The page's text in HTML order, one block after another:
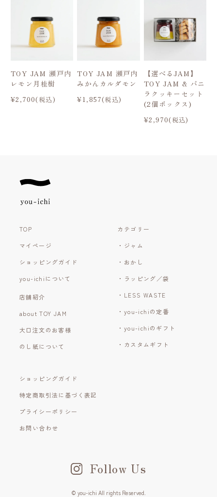
TOY JAM 瀬戸内
レモン月桂樹
¥2,700(税込)
TOY JAM 瀬戸内
みかんカルダモン
¥1,857(税込)
【選べるJAM】
TOY JAM & バニ
ラクッキーセット
(2個ボックス)
¥2,970(税込)
TOP
マイページ
ショッピングガイド
you-ichiについて
カテゴリー
・ジャム
・おかし
・ラッピング／袋
・LESS WASTE
・you-ichiの定番
・you-ichiのギフト
・カスタムギフト
店舗紹介
about TOY JAM
大口注文のお客様
のし紙について
ショッピングガイド
特定商取引法に基づく表記
プライシーポリシー
お問い合わせ
Follow Us
© you-ichi All rights Reserved.